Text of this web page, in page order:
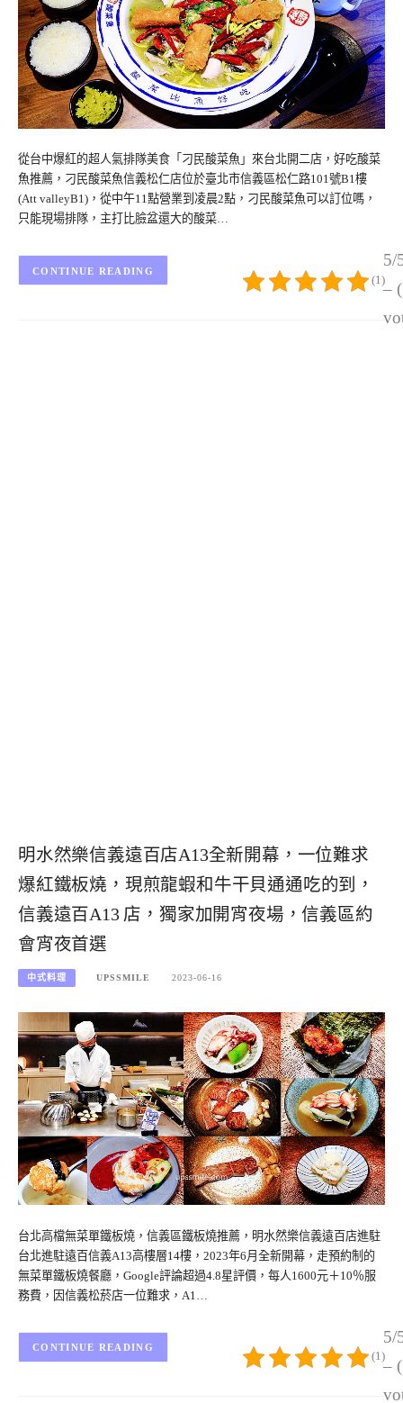
從台中爆紅的超人氣排隊美食「刁民酸菜魚」來台北開二店，好吃酸菜
魚推薦，刁民酸菜魚信義松仁店位於臺北市信義區松仁路101號B1樓
(Att valleyB1)，從中午11點營業到凌晨2點，刁民酸菜魚可以訂位嗎，
只能現場排隊，主打比臉盆還大的酸菜…
5/
–
(1)
CONTINUE READING
明水然樂信義遠百店A13全新開幕，一位難求
爆紅鐵板燒，現煎龍蝦和牛干貝通通吃的到，
信義遠百A13 店，獨家加開宵夜場，信義區約
會宵夜首選
中式料理 UPSSMILE 2023-06-16
台北高檔無菜單鐵板燒，信義區鐵板燒推薦，明水然樂信義遠百店進駐
台北進駐遠百信義A13高樓層14樓，2023年6月全新開幕，走預約制的
無菜單鐵板燒餐廳，Google評論超過4.8星評價，每人1600元＋10％服
務費，因信義松菸店一位難求，A1…
5/
–
(1)
CONTINUE READING